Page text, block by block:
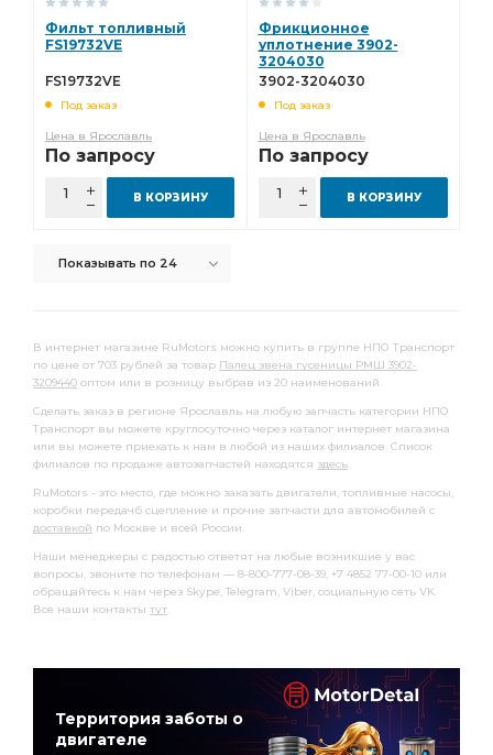
Фильт топливный
FS19732VE
FS19732VE
Под заказ
Цена в Ярославль
По запросу
В КОРЗИНУ
Фрикционное
уплотнение 3902-
3204030
3902-3204030
Под заказ
Цена в Ярославль
По запросу
В КОРЗИНУ
Показывать по 24
В интернет магазине RuMotors можно купить в группе НПО Транспорт
по цене от 703 рублей за товар Палец звена гусеницы РМШ 3902-
3209440 оптом или в розницу выбрав из 20 наименований.
Сделать заказ в регионе Ярославль на любую запчасть категории НПО
Транспорт вы можете круглосуточно через каталог интернет магазина
или вы можете приехать к нам в любой из наших филиалов. Список
филиалов по продаже автозапчастей находятся здесь.
RuMotors - это место, где можно заказать двигатели, топливные насосы,
коробки передачб сцепление и прочие запчасти для автомобилей с
доставкой по Москве и всей России.
Наши менеджеры с радостью ответят на любые возникшие у вас
вопросы, звоните по телефонам — 8-800-777-08-39, +7 4852 77-00-10 или
обращайтесь к нам через Skype, Telegram, Viber, социальную сеть VK.
Все наши контакты тут.
Территория заботы о
двигателе